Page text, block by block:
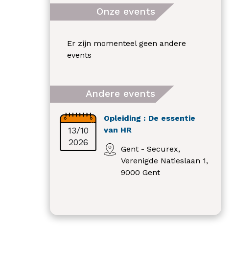
Onze events
Er zijn momenteel geen andere
events
Andere events
13/10
2026
Opleiding : De essentie
van HR
Gent - Securex,
Verenigde Natieslaan 1,
9000 Gent